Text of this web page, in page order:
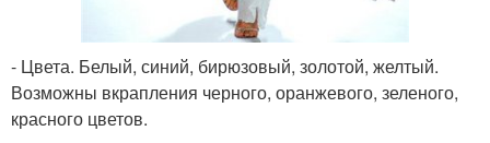
- Цвета. Белый, синий, бирюзовый, золотой, желтый.
Возможны вкрапления черного, оранжевого, зеленого,
красного цветов.